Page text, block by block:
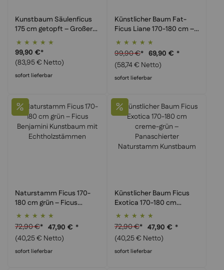
Kunstbaum Säulenficus
175 cm getopft – Großer
Ficus Exotica
Säulenbaum für Büros &
Ecken
Bewertung:
100%
99,90 €*
(83,95 € Netto)
sofort lieferbar
Künstlicher Baum Fat-
Ficus Liane 170-180 cm –
Dickstamm Ficus
Kunstbaum, Premium
Qualität
Bewertung:
93%
99,90 €* 69,90 € *
(58,74 € Netto)
sofort lieferbar
Naturstamm Ficus 170-
180 cm grün – Ficus
Benjamini Kunstbaum mit
Echtholzstämmen
Bewertung:
100%
72,90 €* 47,90 € *
(40,25 € Netto)
sofort lieferbar
Künstlicher Baum Ficus
Exotica 170-180 cm
creme-grün –
Panaschierter
Naturstamm Kunstbaum
Bewertung:
100%
72,90 €* 47,90 € *
(40,25 € Netto)
sofort lieferbar